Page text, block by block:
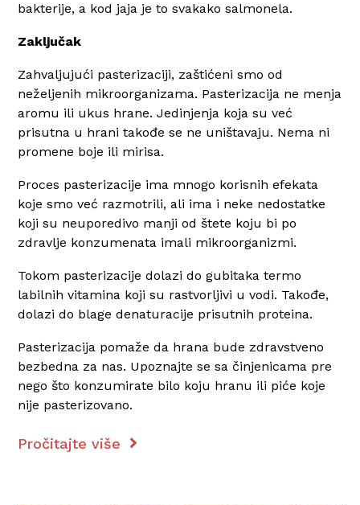
bakterije, a kod jaja je to svakako salmonela.
Zaključak
Zahvaljujući pasterizaciji, zaštićeni smo od
neželjenih mikroorganizama. Pasterizacija ne menja
aromu ili ukus hrane. Jedinjenja koja su već
prisutna u hrani takođe se ne uništavaju. Nema ni
promene boje ili mirisa.
Proces pasterizacije ima mnogo korisnih efekata
koje smo već razmotrili, ali ima i neke nedostatke
koji su neuporedivo manji od štete koju bi po
zdravlje konzumenata imali mikroorganizmi.
Tokom pasterizacije dolazi do gubitaka termo
labilnih vitamina koji su rastvorljivi u vodi. Takođe,
dolazi do blage denaturacije prisutnih proteina.
Pasterizacija pomaže da hrana bude zdravstveno
bezbedna za nas. Upoznajte se sa činjenicama pre
nego što konzumirate bilo koju hranu ili piće koje
nije pasterizovano.
Pročitajte više